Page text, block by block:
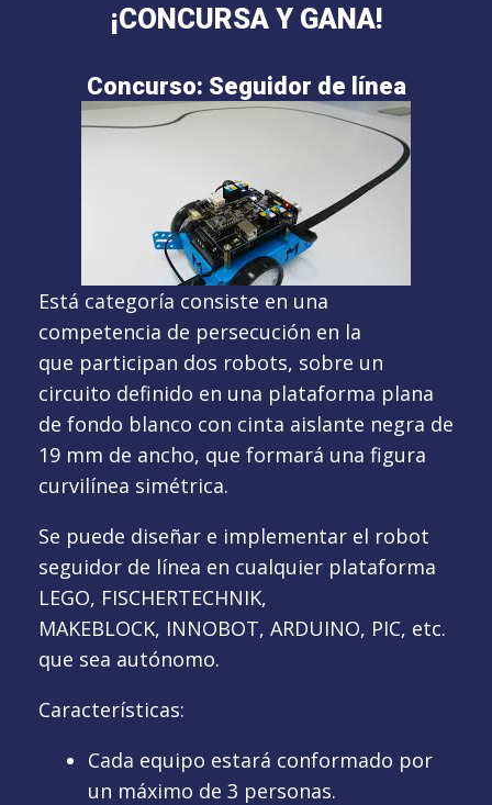
¡CONCURSA Y GANA!
Concurso: Seguidor de línea
Está categoría consiste en una
competencia de persecución en la
que participan dos robots, sobre un
circuito definido en una plataforma plana
de fondo blanco con cinta aislante negra de
19 mm de ancho, que formará una figura
curvilínea simétrica.
Se puede diseñar e implementar el robot
seguidor de línea en cualquier plataforma
LEGO, FISCHERTECHNIK,
MAKEBLOCK, INNOBOT, ARDUINO, PIC, etc.
que sea autónomo.
Características:
Cada equipo estará conformado por
un máximo de 3 personas.